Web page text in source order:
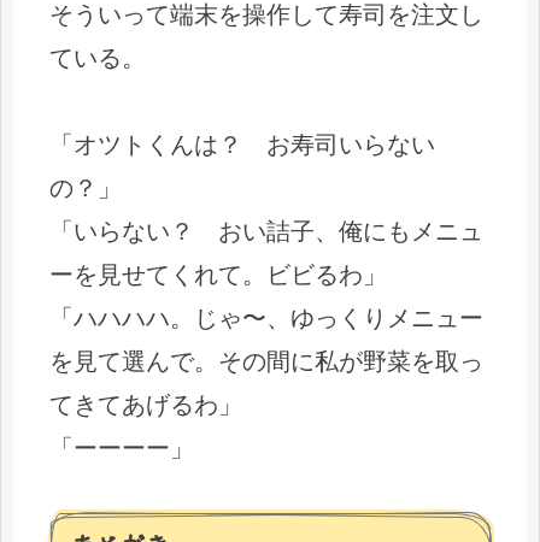
そういって端末を操作して寿司を注文し
ている。
「オツトくんは？ お寿司いらない
の？」
「いらない？ おい詰子、俺にもメニュ
ーを見せてくれて。ビビるわ」
「ハハハハ。じゃ〜、ゆっくりメニュー
を見て選んで。その間に私が野菜を取っ
てきてあげるわ」
「ーーーー」